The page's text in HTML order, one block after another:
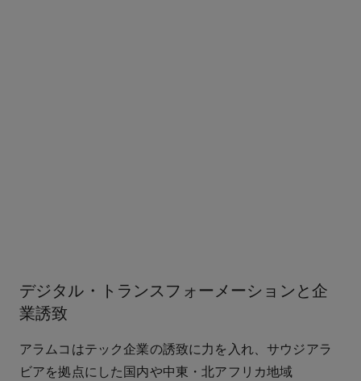
デジタル・トランスフォーメーションと企
業誘致
アラムコはテック企業の誘致に力を入れ、サウジアラ
ビアを拠点にした国内や中東・北アフリカ地域